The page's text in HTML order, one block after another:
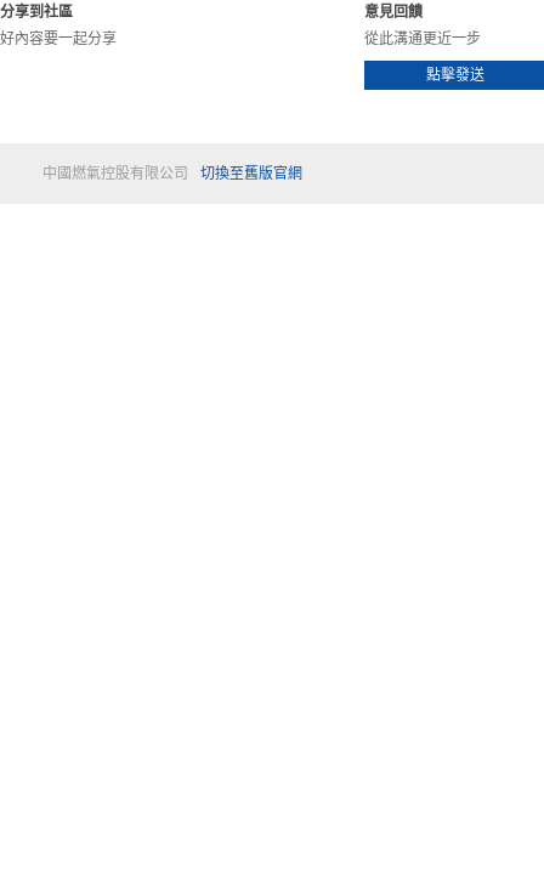
分享到社區
好內容要一起分享
意見回饋
從此溝通更近一步
點擊發送
中國燃氣控股有限公司 切換至舊版官網